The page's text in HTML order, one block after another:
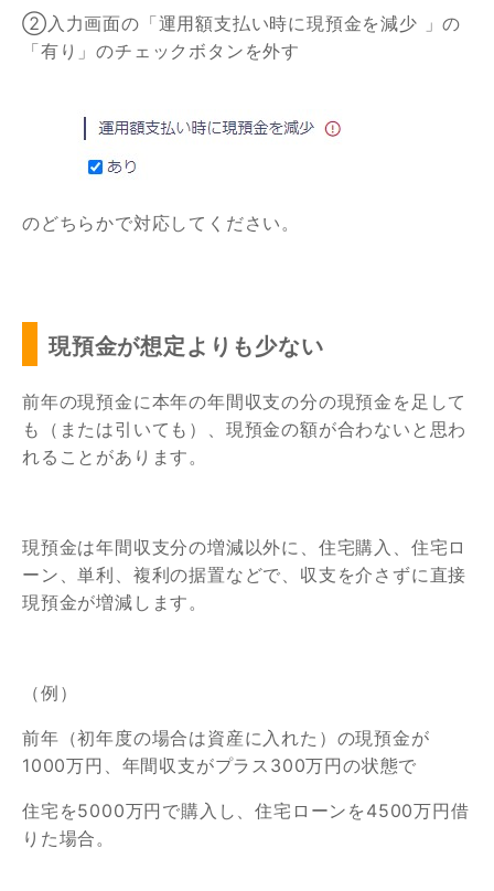
②入力画面の「運用額支払い時に現預金を減少 」の
「有り」のチェックボタンを外す
のどちらかで対応してください。
現預金が想定よりも少ない
前年の現預金に本年の年間収支の分の現預金を足して
も（または引いても）、現預金の額が合わないと思わ
れることがあります。
現預金は年間収支分の増減以外に、住宅購入、住宅ロ
ーン、単利、複利の据置などで、収支を介さずに直接
現預金が増減します。
（例）
前年（初年度の場合は資産に入れた）の現預金が
1000万円、年間収支がプラス300万円の状態で
住宅を5000万円で購入し、住宅ローンを4500万円借
りた場合。